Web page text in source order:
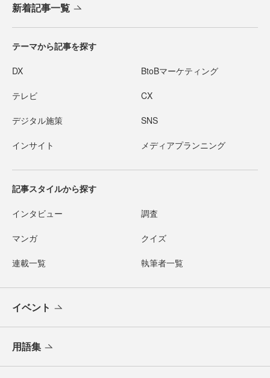
新着記事一覧
テーマから記事を探す
DX BtoBマーケティング
テレビ CX
デジタル施策 SNS
インサイト メディアプランニング
記事スタイルから探す
インタビュー 調査
マンガ クイズ
連載一覧 執筆者一覧
イベント
用語集